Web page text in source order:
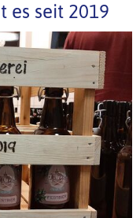
es seit 2019